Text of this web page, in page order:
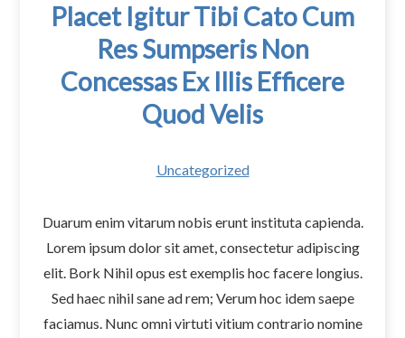
Placet Igitur Tibi Cato Cum
Res Sumpseris Non
Concessas Ex Illis Efficere
Quod Velis
Uncategorized
Duarum enim vitarum nobis erunt instituta capienda.
Lorem ipsum dolor sit amet, consectetur adipiscing
elit. Bork Nihil opus est exemplis hoc facere longius.
Sed haec nihil sane ad rem; Verum hoc idem saepe
faciamus. Nunc omni virtuti vitium contrario nomine